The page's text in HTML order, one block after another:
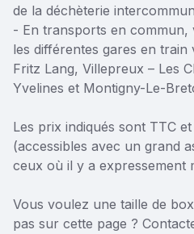
de la déchèterie
- En transports en commun,
les différentes gares en train
Fritz Lang, Villepreux – Les
Yvelines et Montigny-Le-
Les prix indiqués sont TTC
(accessibles avec un grand
ceux où il y a expressement
Vous voulez une taille de
pas sur cette page ?